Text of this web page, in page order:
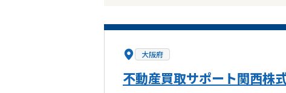
大阪府
不動産買取サポート関西株